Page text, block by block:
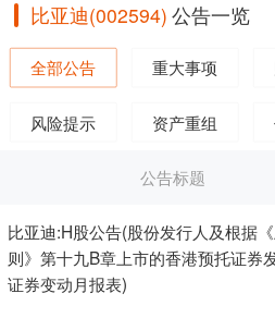
比亚迪(002594) 公告一览
全部公告 重大事项
风险提示 资产重组
公告标题
比亚迪:H股公告(股份发行人及根据
则》第十九B章上市的香港预托证券
证券变动月报表)